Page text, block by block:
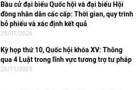
Bầu cử đại biểu Quốc hội và đại biểu Hội
đồng nhân dân các cấp: Thời gian, quy trình
bỏ phiếu và xác định kết quả
29/01/2026
Kỳ họp thứ 10, Quốc hội khóa XV: Thông
qua 4 Luật trong lĩnh vực tương trợ tư pháp
26/11/2025